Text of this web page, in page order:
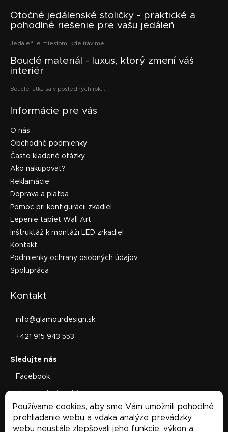
Používame cookies, aby sme Vám umožnili pohodlné
prehliadanie webu a vďaka analýze prevádzky
webu neustále zlepšovali jeho funkcie, výkon a
Otočné jedálenské stoličky - praktické a
pohodlné riešenie pre vašu jedáleň
Jedáleň je miestom, kde trávime ...
Bouclé materiál - luxus, ktorý zmení váš
interiér
Bouclé látka sa v posledných rok...
Informácie pre vás
O nás
Obchodné podmienky
Často kladené otázky
Ako nakupovať?
Reklamácie
Doprava a platba
Pomoc pri konfigurácii zkadiel
Lepenie tapiet Wall Art
Inštruktáž k montáži LED zrkadiel
Kontakt
Podmienky ochrany osobných údajov
Spolupráca
Kontakt
info@glamourdesign.sk
+421 915 943 553
Facebook
Facebook